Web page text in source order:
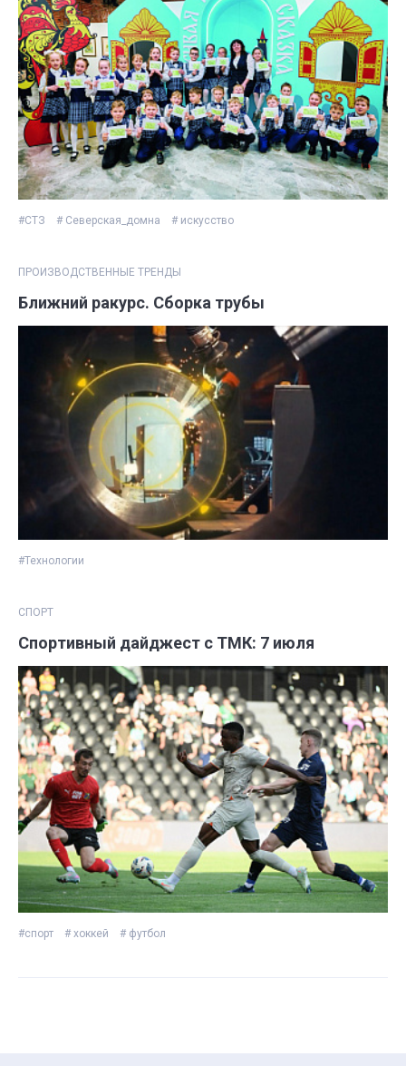
#СТЗ # Северская_домна # искусство
ПРОИЗВОДСТВЕННЫЕ ТРЕНДЫ
Ближний ракурс. Сборка трубы
#Технологии
СПОРТ
Спортивный дайджест с ТМК: 7 июля
#спорт # хоккей # футбол